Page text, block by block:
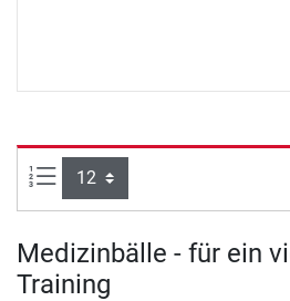
Artikel pro Seite:
Medizinbälle - für ein
Training